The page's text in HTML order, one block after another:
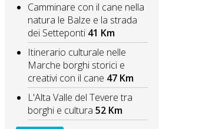
Camminare con il cane nella
natura le Balze e la strada
dei Setteponti 41 Km
Itinerario culturale nelle
Marche borghi storici e
creativi con il cane 47 Km
L'Alta Valle del Tevere tra
borghi e cultura 52 Km